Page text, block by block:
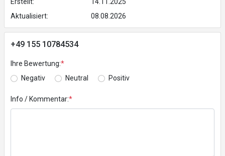
Aktualisiert:
08.08.2026
+49 155 10784534
Ihre Bewertung:*
Negativ
Neutral Positiv
Info / Kommentar:*